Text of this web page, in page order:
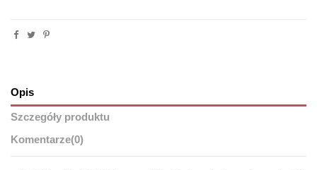
Opis
Szczegóły produktu
Komentarze(0)